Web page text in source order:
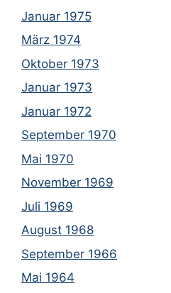
Januar 1975
März 1974
Oktober 1973
Januar 1973
Januar 1972
September 1970
Mai 1970
November 1969
Juli 1969
August 1968
September 1966
Mai 1964